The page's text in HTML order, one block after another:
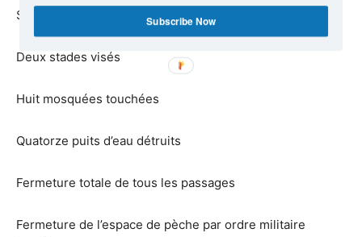
Sept terrains agricoles endommagés
Deux stades visés
Huit mosquées touchées
Quatorze puits d’eau détruits
Fermeture totale de tous les passages
Fermeture de l’espace de pèche par ordre militaire
Subscribe Now